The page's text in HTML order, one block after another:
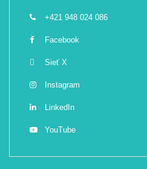
+421 948 024 086
Facebook
Sieť X
Instagram
LinkedIn
YouTube